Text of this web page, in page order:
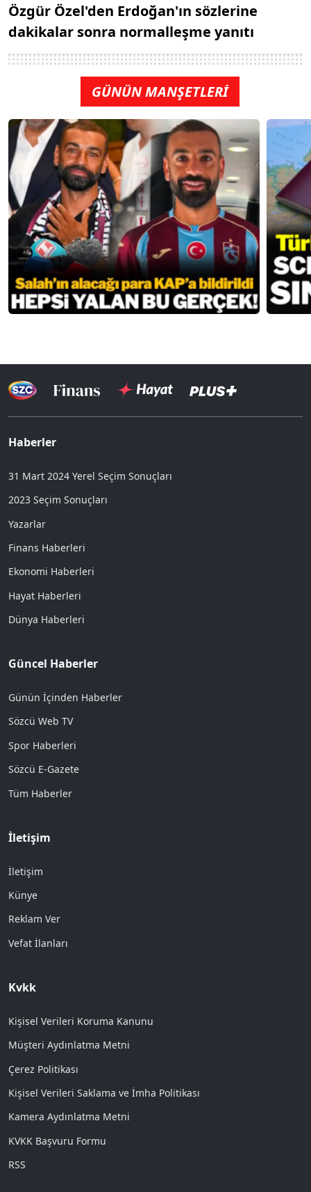
Özgür Özel'den Erdoğan'ın sözlerine
dakikalar sonra normalleşme yanıtı
GÜNÜN MANŞETLERİ
Haberler
31 Mart 2024 Yerel Seçim Sonuçları
2023 Seçim Sonuçları
Yazarlar
Finans Haberleri
Ekonomi Haberleri
Hayat Haberleri
Dünya Haberleri
Güncel Haberler
Günün İçinden Haberler
Sözcü Web TV
Spor Haberleri
Sözcü E-Gazete
Tüm Haberler
İletişim
İletişim
Künye
Reklam Ver
Vefat İlanları
Kvkk
Kişisel Verileri Koruma Kanunu
Müşteri Aydınlatma Metni
Çerez Politikası
Kişisel Verileri Saklama ve İmha Politikası
Kamera Aydınlatma Metni
KVKK Başvuru Formu
RSS